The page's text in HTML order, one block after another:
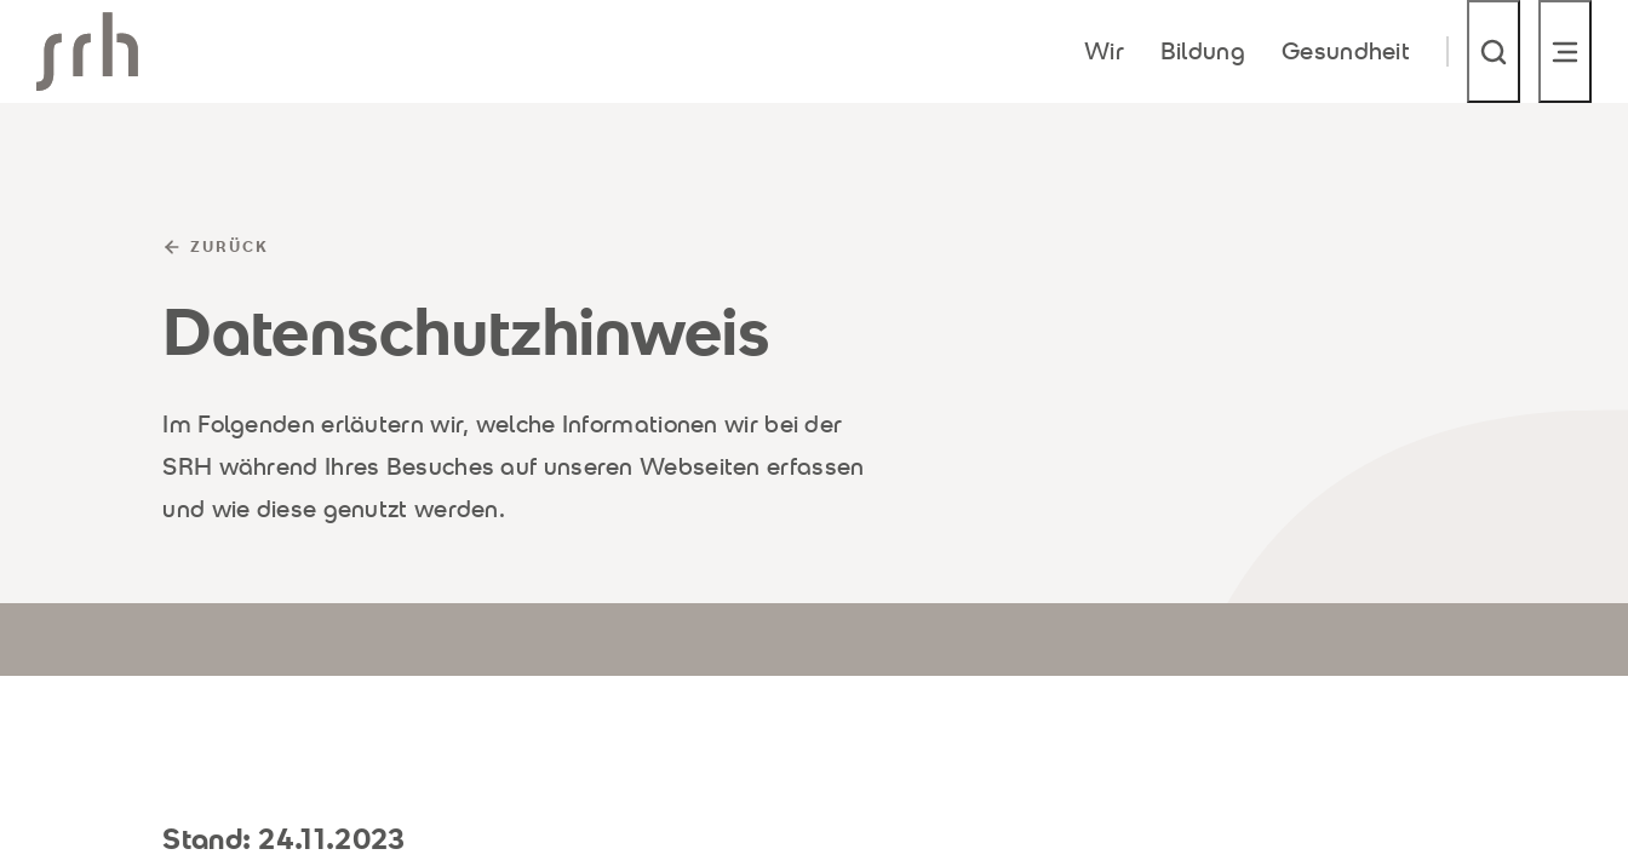
Wir Bildung Gesundheit
ZURÜCK
Datenschutzhinweis
Im Folgenden erläutern wir, welche Informationen wir bei der
SRH während Ihres Besuches auf unseren Webseiten erfassen
und wie diese genutzt werden.
Stand: 24.11.2023